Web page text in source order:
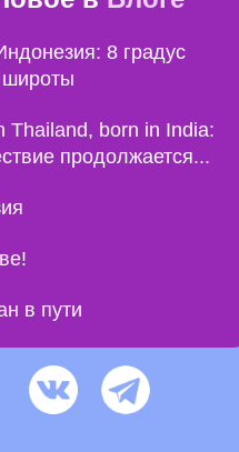
8 градус
Thailand, born in India:
продолжается...
в пути